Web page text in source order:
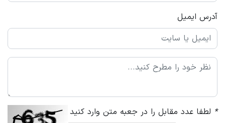
آدرس ایمیل
* لطفا عدد مقابل را در جعبه متن وارد کنید